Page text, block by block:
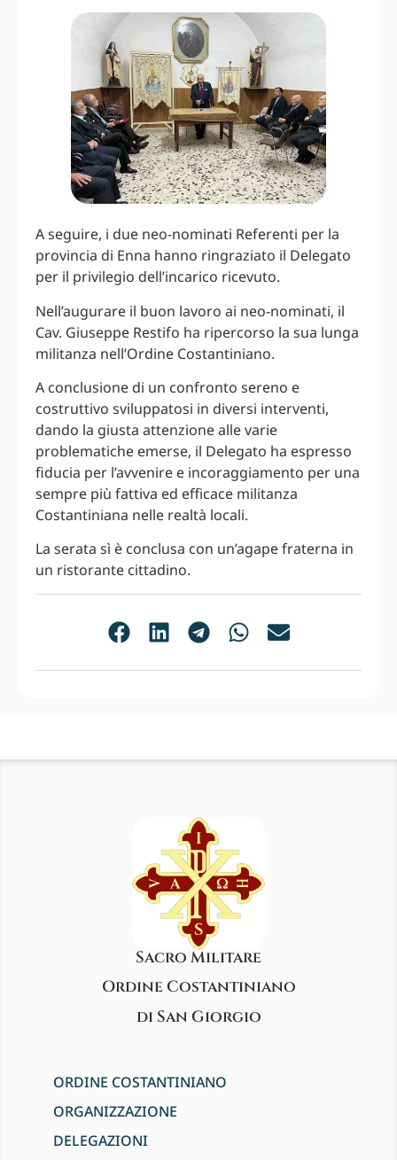
A seguire, i due neo-nominati Referenti per la
provincia di Enna hanno ringraziato il Delegato
per il privilegio dell’incarico ricevuto.
Nell’augurare il buon lavoro ai neo-nominati, il
Cav. Giuseppe Restifo ha ripercorso la sua lunga
militanza nell’Ordine Costantiniano.
A conclusione di un confronto sereno e
costruttivo sviluppatosi in diversi interventi,
dando la giusta attenzione alle varie
problematiche emerse, il Delegato ha espresso
fiducia per l’avvenire e incoraggiamento per una
sempre più fattiva ed efficace militanza
Costantiniana nelle realtà locali.
La serata sì è conclusa con un’agape fraterna in
un ristorante cittadino.
Sacro Militare
Ordine Costantiniano
di San Giorgio
ORDINE COSTANTINIANO
ORGANIZZAZIONE
DELEGAZIONI